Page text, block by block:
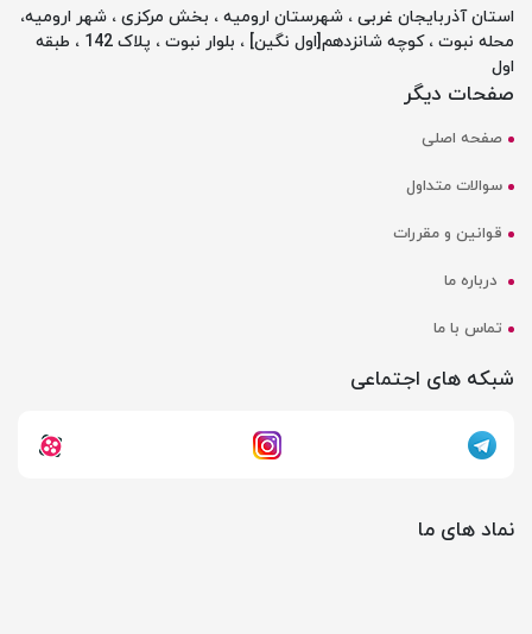
استان آذربایجان غربی ، شهرستان ارومیه ، بخش مرکزی ، شهر ارومیه،
محله نبوت ، کوچه شانزدهم[اول نگین] ، بلوار نبوت ، پلاک 142 ، طبقه
اول
صفحات دیگر
صفحه اصلی
سوالات متداول
قوانین و مقررات
درباره ما
تماس با ما
شبکه های اجتماعی
نماد های ما